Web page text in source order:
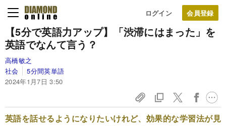
ログイン
【5分で英語力アップ】「渋滞にはまった」を
英語でなんて言う？
高橋敏之
社会
5分間英単語
2024年1月7日 3:50
英語を話せるようになりたいけれど、効果的な学習法が見